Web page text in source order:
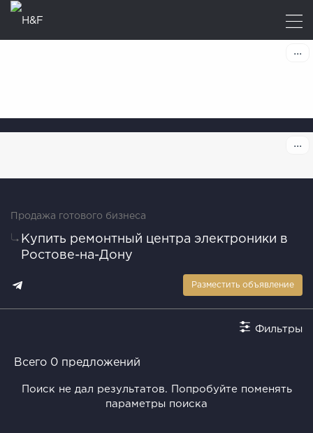
Продажа готового бизнеса
Купить ремонтный центра электроники в
Ростове-на-Дону
Разместить объявление
Фильтры
Всего 0 предложений
Поиск не дал результатов. Попробуйте поменять
параметры поиска